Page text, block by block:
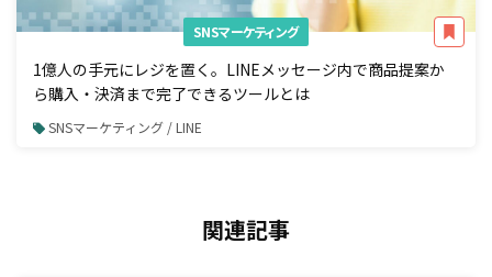
SNSマーケティング
1億人の手元にレジを置く。LINEメッセージ内で商品提案か
ら購入・決済まで完了できるツールとは
SNSマーケティング / LINE
関連記事